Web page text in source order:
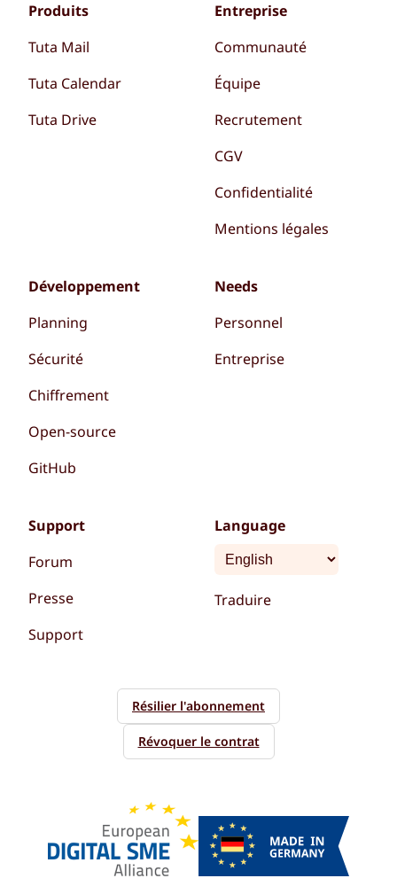
Produits
Tuta Mail
Tuta Calendar
Tuta Drive
Entreprise
Communauté
Équipe
Recrutement
CGV
Confidentialité
Mentions légales
Développement
Planning
Sécurité
Chiffrement
Open-source
GitHub
Needs
Personnel
Entreprise
Support
Forum
Presse
Support
Language
Traduire
Résilier l'abonnement
Révoquer le contrat